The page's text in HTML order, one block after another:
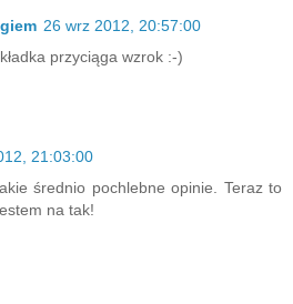
26 wrz 2012, 20:57:00
przyciąga wzrok :-)
21:03:00
średnio pochlebne opinie. Teraz to
na tak!